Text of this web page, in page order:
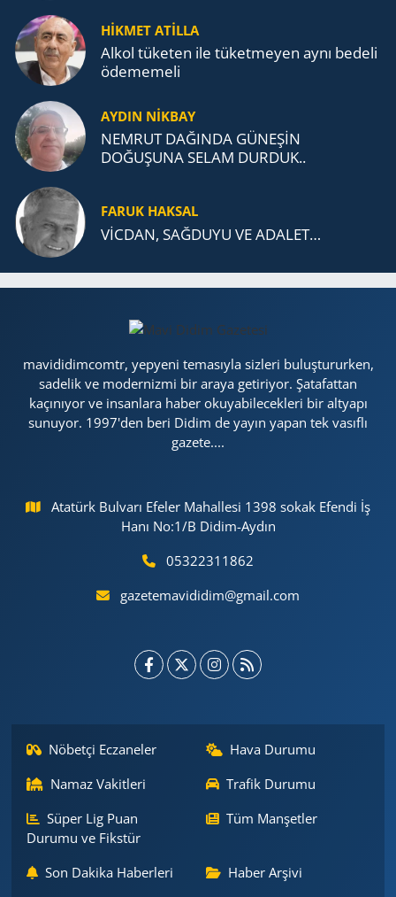
TEŞKİLATI’NA UZANAN MİRASI
HİKMET ATİLLA
Alkol tü­ke­ten ile tü­ket­me­yen aynı be­de­li
öde­me­me­li
AYDIN NİKBAY
NEMRUT DAĞINDA GÜNEŞİN
DOĞUŞUNA SELAM DURDUK..
FARUK HAKSAL
VİCDAN, SAĞ­DU­YU VE ADA­LET…
mavididimcomtr, yepyeni temasıyla sizleri buluştururken,
sadelik ve modernizmi bir araya getiriyor. Şatafattan
kaçınıyor ve insanlara haber okuyabilecekleri bir altyapı
sunuyor. 1997'den beri Didim de yayın yapan tek vasıflı
gazete....
Atatürk Bulvarı Efeler Mahallesi 1398 sokak Efendi İş
Hanı No:1/B Didim-Aydın
05322311862
gazetemavididim@gmail.com
Nöbetçi Eczaneler
Hava Durumu
Namaz Vakitleri
Trafik Durumu
Süper Lig Puan
Durumu ve Fikstür
Tüm Manşetler
Son Dakika Haberleri Haber Arşivi